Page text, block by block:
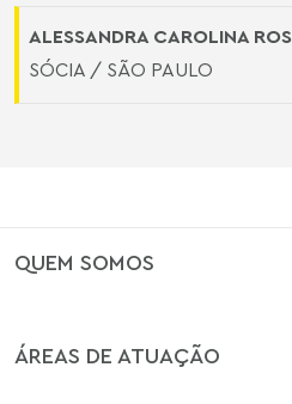
ALESSANDRA CAROLINA
SÓCIA / SÃO PAULO
QUEM SOMOS
ÁREAS DE ATUAÇÃO